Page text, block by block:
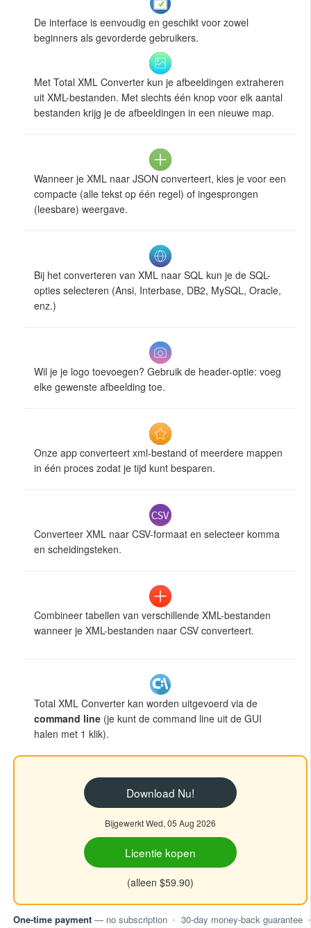
De interface is eenvoudig en geschikt voor zowel
beginners als gevorderde gebruikers.
Met Total XML Converter kun je afbeeldingen extraheren
uit XML-bestanden. Met slechts één knop voor elk aantal
bestanden krijg je de afbeeldingen in een nieuwe map.
Wanneer je XML naar JSON converteert, kies je voor een
compacte (alle tekst op één regel) of ingesprongen
(leesbare) weergave.
Bij het converteren van XML naar SQL kun je de SQL-
opties selecteren (Ansi, Interbase, DB2, MySQL, Oracle,
enz.)
Wil je je logo toevoegen? Gebruik de header-optie: voeg
elke gewenste afbeelding toe.
Onze app converteert xml-bestand of meerdere mappen
in één proces zodat je tijd kunt besparen.
Converteer XML naar CSV-formaat en selecteer komma
en scheidingsteken.
Combineer tabellen van verschillende XML-bestanden
wanneer je XML-bestanden naar CSV converteert.
Total XML Converter kan worden uitgevoerd via de
command line (je kunt de command line uit de GUI
halen met 1 klik).
Download Nu!
Bijgewerkt Wed, 05 Aug 2026
Licentie kopen
(alleen $59.90)
One-time payment — no subscription • 30-day money-back guarantee •